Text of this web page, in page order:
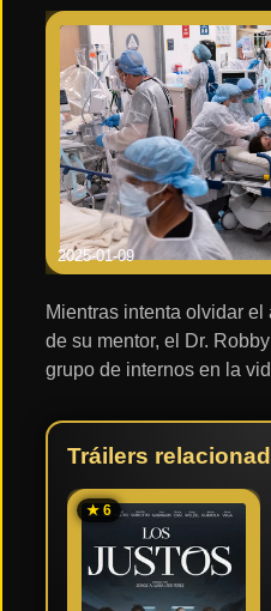
Hora doce: 6:00 PM
Hora trece: 7:00 PM
Hora catorce: 8:00
Hora quince: 9:00
2025-01-09
Mientras intenta olvidar
de su mentor, el Dr.
grupo de internos en la
Tráilers
★ 6